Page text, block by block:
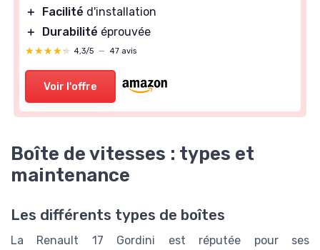
＋
Facilité d'installation
＋
Durabilité éprouvée
★★★★★
★★★★★ 4,3/5 — 47 avis
Voir l'offre
Boîte de vitesses : types et
maintenance
Les différents types de boîtes
La Renault 17 Gordini est réputée pour ses